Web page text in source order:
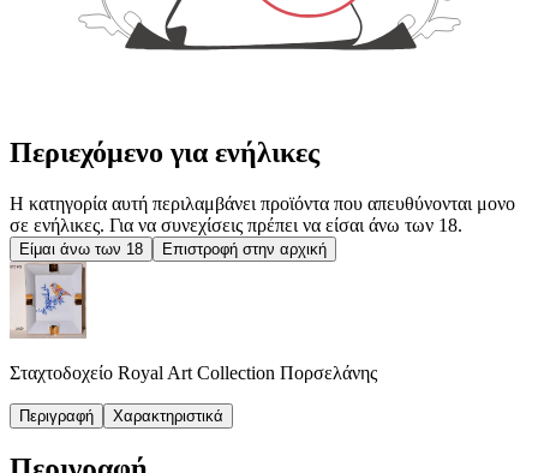
Περιεχόμενο για ενήλικες
Η κατηγορία αυτή περιλαμβάνει προϊόντα που απευθύνονται μονο
σε ενήλικες. Για να συνεχίσεις πρέπει να είσαι άνω των 18.
Είμαι άνω των 18 Επιστροφή στην αρχική
Σταχτοδοχείο Royal Art Collection Πορσελάνης
Περιγραφή Χαρακτηριστικά